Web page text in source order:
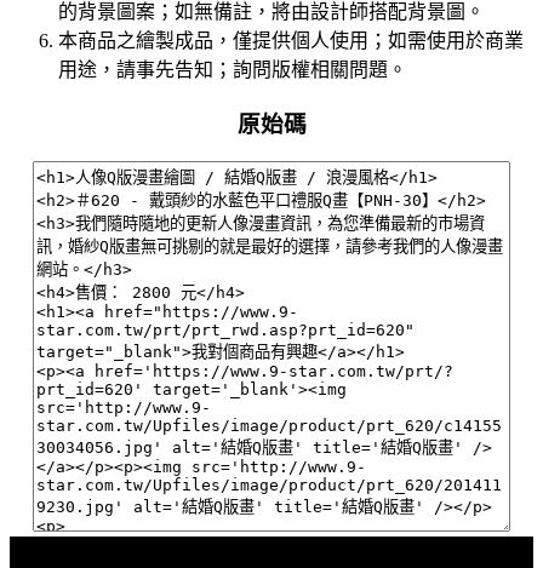
的背景圖案；如無備註，將由設計師搭配背景圖。
本商品之繪製成品，僅提供個人使用；如需使用於商業
用途，請事先告知；詢問版權相關問題。
原始碼